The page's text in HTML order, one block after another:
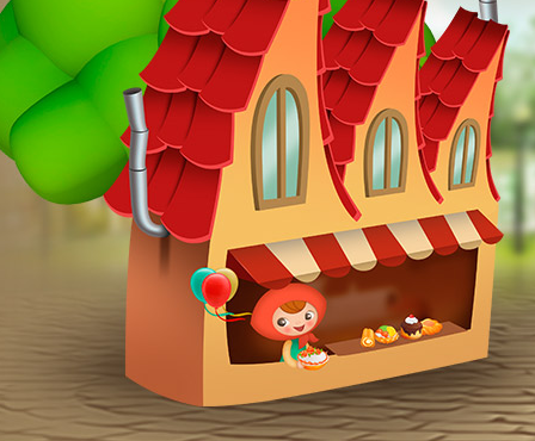
Данечке
Данечке исполняется целых 2
Поздравляем!=)